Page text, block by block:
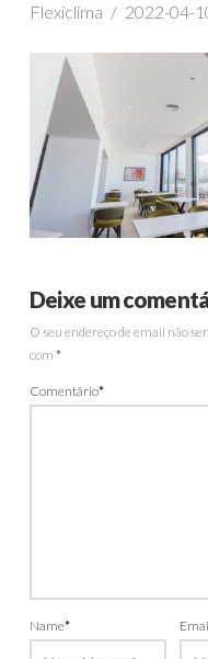
Flexiclima 2022-04-
Deixe um
O seu endereço de email não
com *
Comentário*
Name*